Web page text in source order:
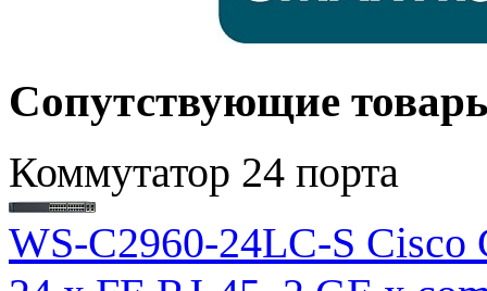
Сопутствующие
Коммутатор 24 порта
WS-C2960-24LC-S Cisco